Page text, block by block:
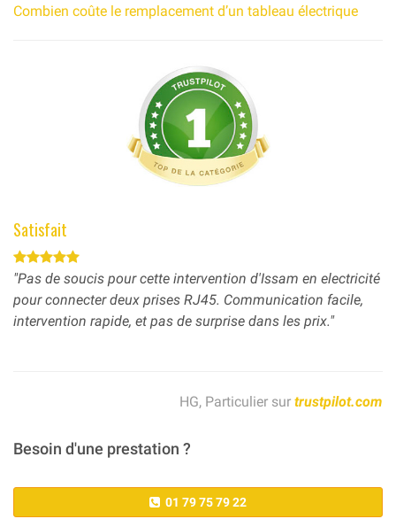
Combien coûte le remplacement d’un tableau électrique
Satisfait
"Pas de soucis pour cette intervention d'Issam en electricité
pour connecter deux prises RJ45. Communication facile,
intervention rapide, et pas de surprise dans les prix."
HG, Particulier sur trustpilot.com
Besoin d'une prestation ?
01 79 75 79 22